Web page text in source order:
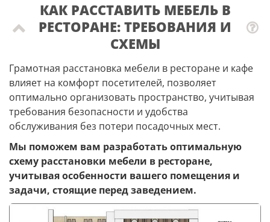
КАК РАССТАВИТЬ МЕБЕЛЬ В
РЕСТОРАНЕ: ТРЕБОВАНИЯ И
СХЕМЫ
Грамотная расстановка мебели в ресторане и кафе
влияет на комфорт посетителей, позволяет
оптимально организовать пространство, учитывая
требования безопасности и удобства
обслуживания без потери посадочных мест.
Мы поможем вам разработать оптимальную
схему расстановки мебели в ресторане,
учитывая особенности вашего помещения и
задачи, стоящие перед заведением.